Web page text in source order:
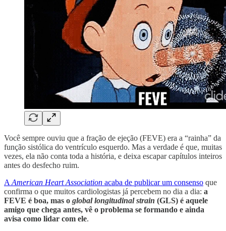
Você sempre ouviu que a fração de ejeção (FEVE) era a “rainha” da
função sistólica do ventrículo esquerdo. Mas a verdade é que, muitas
vezes, ela não conta toda a história, e deixa escapar capítulos inteiros
antes do desfecho ruim.
A American Heart Association acaba de publicar um consenso que
confirma o que muitos cardiologistas já percebem no dia a dia: a
FEVE é boa, mas o global longitudinal strain (GLS) é aquele
amigo que chega antes, vê o problema se formando e ainda
avisa como lidar com ele.